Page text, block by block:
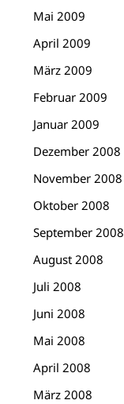
Mai 2009
April 2009
März 2009
Februar 2009
Januar 2009
Dezember 2008
November 2008
Oktober 2008
September 2008
August 2008
Juli 2008
Juni 2008
Mai 2008
April 2008
März 2008